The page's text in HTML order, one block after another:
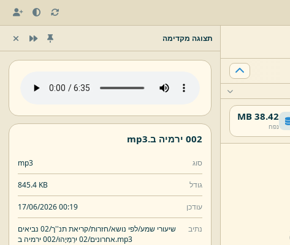
38.42 MB
נפח
תצוגה מקדימה
002 ירמיה ב. mp3
סוג mp3
גודל 845.4 KB
עודכן 17/06/2026 00:19
נתיב שיעורי שמע/לפי נושא/חזרות/קריאת תנ''ך/
02 נביאים
אחרונים/02 יִרְמְיָהוּ/ 002 ירמיה ב.mp3